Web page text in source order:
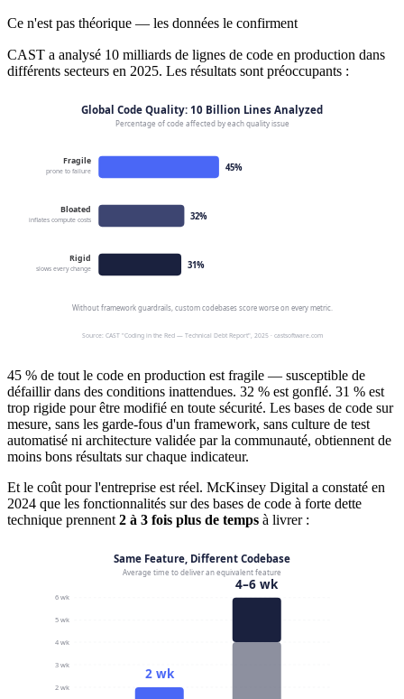
Ce n'est pas théorique — les données le confirment
CAST a analysé 10 milliards de lignes de code en production dans
différents secteurs en 2025. Les résultats sont préoccupants :
45 % de tout le code en production est fragile — susceptible de
défaillir dans des conditions inattendues. 32 % est gonflé. 31 % est
trop rigide pour être modifié en toute sécurité. Les bases de code sur
mesure, sans les garde-fous d'un framework, sans culture de test
automatisé ni architecture validée par la communauté, obtiennent de
moins bons résultats sur chaque indicateur.
Et le coût pour l'entreprise est réel. McKinsey Digital a constaté en
2024 que les fonctionnalités sur des bases de code à forte dette
technique prennent 2 à 3 fois plus de temps à livrer :